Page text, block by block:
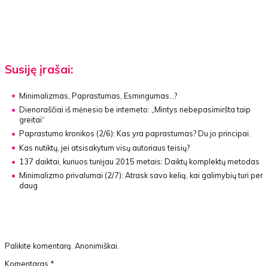
Susiję įrašai:
Minimalizmas, Paprastumas, Esmingumas…?
Dienoraščiai iš mėnesio be interneto: „Mintys nebepasimiršta taip
greitai“
Paprastumo kronikos (2/6): Kas yra paprastumas? Du jo principai.
Kas nutiktų, jei atsisakytum visų autoriaus teisių?
137 daiktai, kuriuos turėjau 2015 metais:Daiktų komplektų metodas
Minimalizmo privalumai (2/7): Atrask savo kelią, kai galimybių turi per
daug
Palikite komentarą. Anonimiškai.
Komentaras *